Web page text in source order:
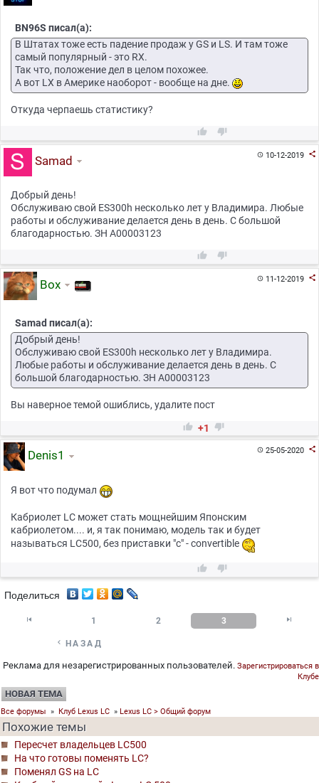
BN96S писал(а):
В Штатах тоже есть падение продаж у GS и LS. И там тоже
самый популярный - это RX.
Так что, положение дел в целом похожее.
А вот LX в Америке наоборот - вообще на дне.
Откуда черпаешь статистику?
 
10-12-2019 
Samad
Добрый день!
Обслуживаю свой ES300h несколько лет у Владимира. Любые
работы и обслуживание делается день в день. С большой
благодарностью. ЗН А00003123
 
11-12-2019 
Box
Samad писал(а):
Добрый день!
Обслуживаю свой ES300h несколько лет у Владимира.
Любые работы и обслуживание делается день в день. С
большой благодарностью. ЗН А00003123
Вы наверное темой ошиблись, удалите пост
 +1 
25-05-2020 
Denis1
Я вот что подумал
Кабриолет LC может стать мощнейшим Японским
кабриолетом.... и, я так понимаю, модель так и будет
называться LC500, без приставки "с" - convertible
 
Поделиться
 1 2 3 
 НАЗАД
Реклама для незарегистрированных пользователей. Зарегистрироваться в
Клубе
НОВАЯ ТЕМА
Все форумы » Клуб Lexus LC » Lexus LC > Общий форум
Похожие темы
Пересчет владельцев LC500
На что готовы поменять LC?
Поменял GS на LC